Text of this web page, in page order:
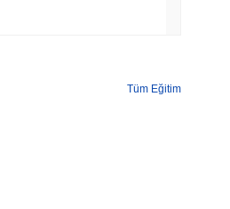
Tüm Eğitim